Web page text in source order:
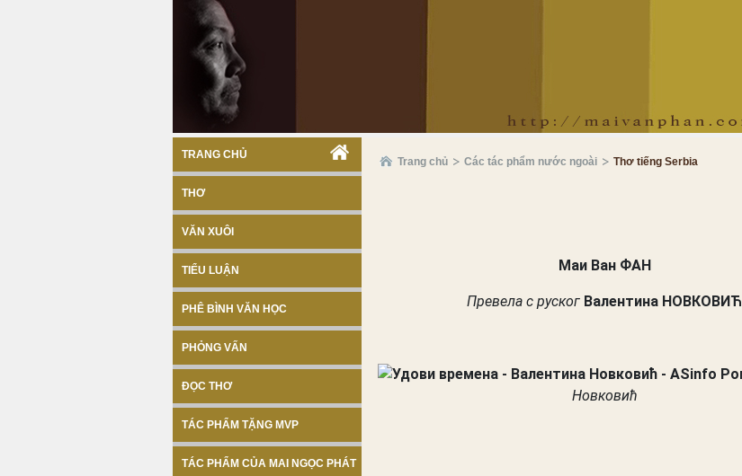
TRANG CHỦ
THƠ
VĂN XUÔI
TIỂU LUẬN
PHÊ BÌNH VĂN HỌC
PHỎNG VẤN
ĐỌC THƠ
TÁC PHẨM TẶNG MVP
TÁC PHẨM CỦA MAI NGỌC PHÁT
Trang chủ Các tác phẩm nước ngoài Thơ tiếng Serbia
Маи Ван ФАН
Превела с руског Валентина НОВКОВИЋ
Новковић